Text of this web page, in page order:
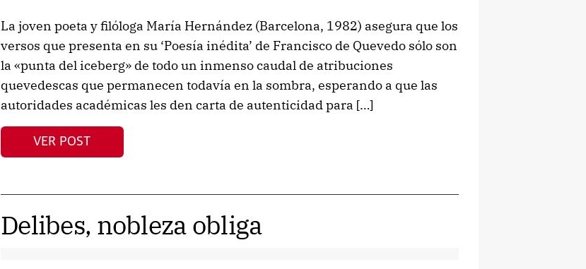
La joven poeta y filóloga María Hernández (Barcelona, 1982) asegura que los
versos que presenta en su ‘Poesía inédita’ de Francisco de Quevedo sólo son
la «punta del iceberg» de todo un inmenso caudal de atribuciones
quevedescas que permanecen todavía en la sombra, esperando a que las
autoridades académicas les den carta de autenticidad para […]
VER POST
Delibes, nobleza obliga